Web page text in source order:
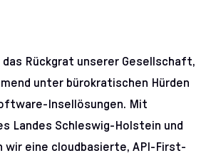
das Rückgrat unserer Gesellschaft,
unter bürokratischen Hürden
Insellösungen. Mit
Landes Schleswig-Holstein und
wir eine cloudbasierte, API-First-